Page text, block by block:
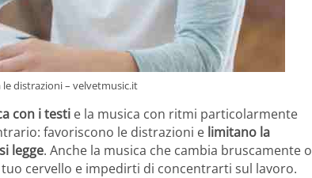
distrazioni – velvetmusic.it
con i testi e la musica con ritmi particolarmente
favoriscono le distrazioni e limitano la
legge. Anche la musica che cambia bruscamente o
cervello e impedirti di concentrarti sul lavoro.